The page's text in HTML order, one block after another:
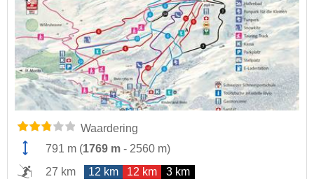
Waardering
791 m (1769 m - 2560 m)
27 km
12 km 12 km 3 km